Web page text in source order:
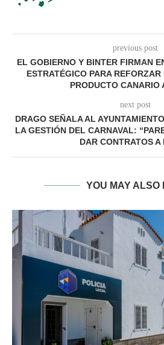
previous post
EL GOBIERNO Y BINTER FIRMAN
ESTRATÉGICO PARA
PRODUCTO CANARIO
next post
DRAGO SEÑALA AL
LA GESTIÓN DEL CARNAVAL:
DAR CONTRATOS A
YOU MAY ALSO